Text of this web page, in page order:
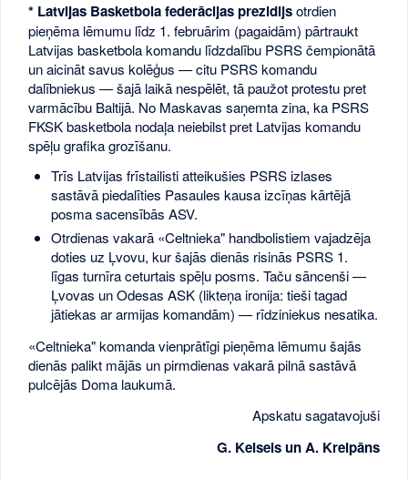
* Latvijas Basketbola federācijas prezidijsotrdien
pieņēma lēmumu līdz 1. februārim (pagaidām) pārtraukt
Latvijas basketbola komandu līdzdalību PSRS čempionātā
un aicināt savus kolēģus — citu PSRS komandu
dalībniekus — šajā laikā nespēlēt, tā paužot protestu pret
varmācību Baltijā. No Maskavas saņemta zina, ka PSRS
FKSK basketbola nodaļa neiebilst pret Latvijas komandu
spēļu grafika grozīšanu.
Trīs Latvijas frīstailisti atteikušies PSRS izlases
sastāvā piedalīties Pasaules kausa izcīņas kārtējā
posma sacensībās ASV.
Otrdienas vakarā «Celtnieka" handbolistiem vajadzēja
doties uz Ļvovu, kur šajās dienās risinās PSRS 1.
līgas turnīra ceturtais spēļu posms. Taču sāncenši —
Ļvovas un Odesas ASK (likteņa ironija: tieši tagad
jātiekas ar armijas komandām) — rīdziniekus nesatika.
«Celtnieka" komanda vienprātīgi pieņēma lēmumu šajās
dienās palikt mājās un pirmdienas vakarā pilnā sastāvā
pulcējās Doma laukumā.
Apskatu sagatavojuši
G. Keisels un A. Kreipāns